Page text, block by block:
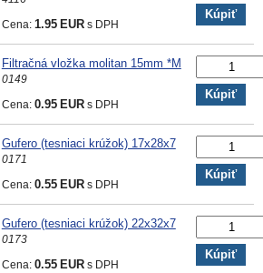
Cena: 1.95 EURs DPH
Kúpiť
Filtračná vložka molitan 15mm *M
0149
Cena: 0.95 EURs DPH
Kúpiť
Gufero (tesniaci krúžok) 17x28x7
0171
Cena: 0.55 EURs DPH
Kúpiť
Gufero (tesniaci krúžok) 22x32x7
0173
Cena: 0.55 EURs DPH
Kúpiť